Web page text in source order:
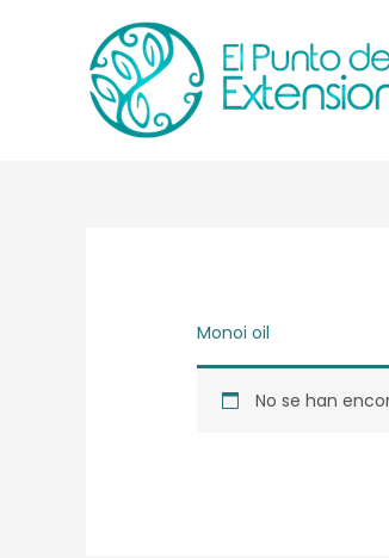
Monoi oil
No se han